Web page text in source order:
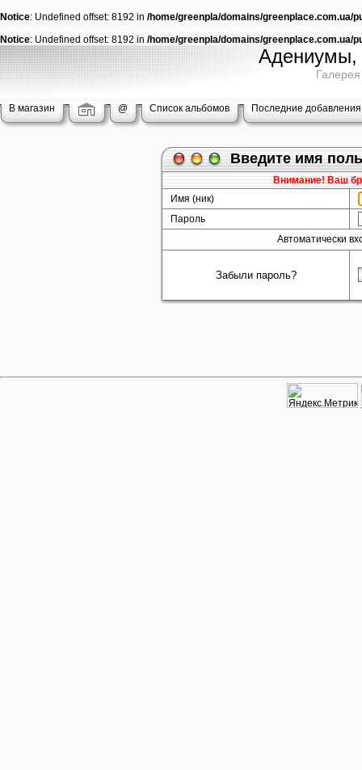
Notice: Undefined offset: 8192 in /home/greenpla/domains/greenplace.com.ua/
Notice: Undefined offset: 8192 in /home/greenpla/domains/greenplace.com.ua/
Адениумы,
В магазин @ Список альбомов Последние добавления
Введите имя
Внимание! Ваш
Имя (ник)
Пароль
Автоматически
Забыли пароль?